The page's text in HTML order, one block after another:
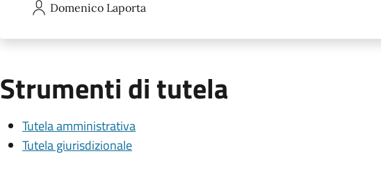
Domenico Laporta
Strumenti di tutela
Tutela amministrativa
Tutela giurisdizionale